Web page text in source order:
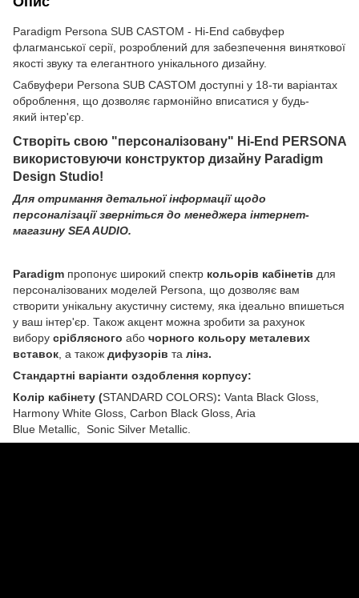
Paradigm Persona SUB CASTOM - Hi-End сабвуфер
флагманської серії, розроблений для забезпечення виняткової
якості звуку та елегантного унікального дизайну.
Сабвуфери Persona SUB CASTOM доступні у 18-ти варіантах
оброблення, що дозволяє гармонійно вписатися у будь-
який інтер'єр.
Створіть свою "персоналізовану" Hi-End PERSONA
використовуючи конструктор дизайну Paradigm
Design Studio!
Для отримання детальної інформації щодо
персоналізації зверніться до менеджера інтернет-
магазину SEA AUDIO.
Paradigm пропонує широкий спектр кольорів кабінетів для
персоналізованих моделей Persona, що дозволяє вам
створити унікальну акустичну систему, яка ідеально впишеться
у ваш інтер'єр. Також акцент можна зробити за рахунок
вибору сріблясного або чорного кольору металевих
вставок, а також дифузорів та лінз.
Стандартні варіанти оздоблення корпусу:
Колір кабінету (STANDARD COLORS): Vanta Black Gloss,
Harmony White Gloss, Carbon Black Gloss, Aria
Blue Metallic, Sonic Silver Metallic.